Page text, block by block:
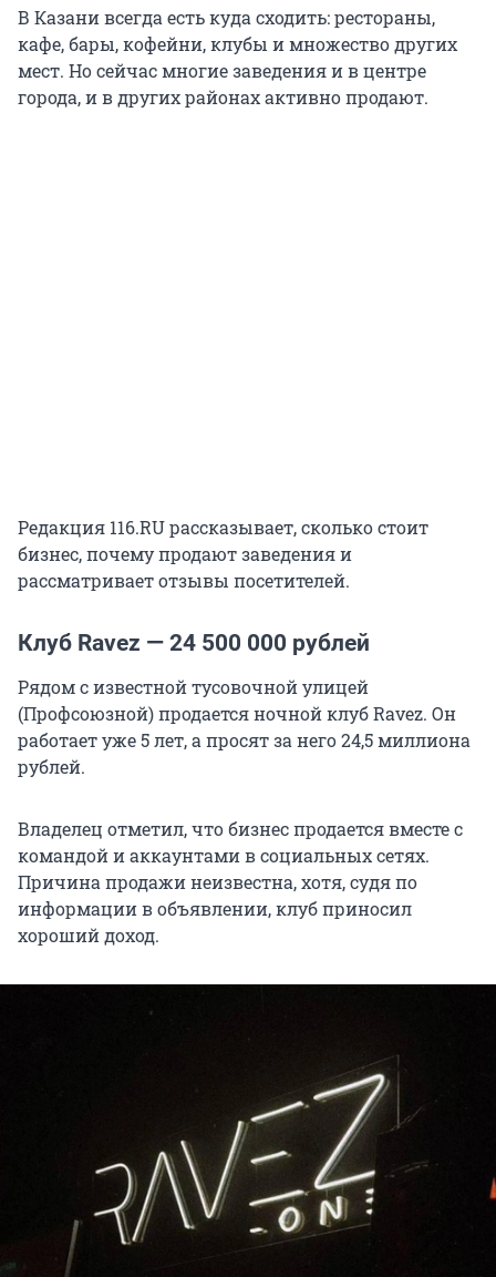
В Казани всегда есть куда сходить: рестораны,
кафе, бары, кофейни, клубы и множество других
мест. Но сейчас многие заведения и в центре
города, и в других районах активно продают.
Редакция 116.RU рассказывает, сколько стоит
бизнес, почему продают заведения и
рассматривает отзывы посетителей.
Клуб Ravez — 24 500 000 рублей
Рядом с известной тусовочной улицей
(Профсоюзной) продается ночной клуб Ravez. Он
работает уже5 лет, а просят за него24,5 миллиона
рублей.
Владелец отметил, что бизнес продается вместе с
командой и аккаунтами в социальных сетях.
Причина продажи неизвестна, хотя, судя по
информации в объявлении, клуб приносил
хороший доход.